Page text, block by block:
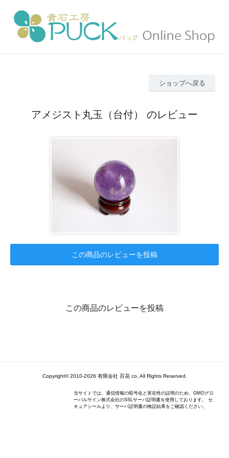
ショップへ戻る
アメジスト丸玉（台付） のレビュー
この商品のレビューを投稿
この商品のレビューを投稿
Copyright© 2010-2026 有限会社 百花 co, All Rights Reserved.
当サイトでは、通信情報の暗号化と実在性の証明のため、GMOグロ
ーバルサイン株式会社のSSLサーバ証明書を使用しております。 セ
キュアシールより、サーバ証明書の検証結果をご確認ください。